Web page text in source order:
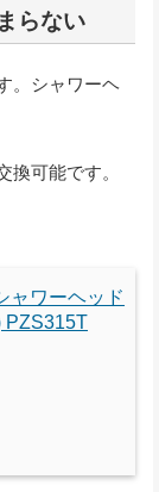
らない
。シャワーヘ
可能です。
ャワーヘッド
PZS315T